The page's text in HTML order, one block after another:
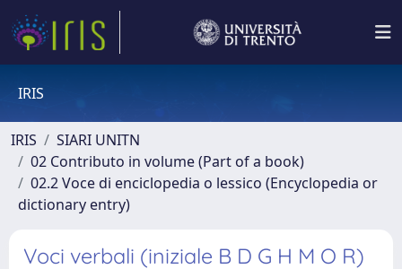
IRIS
IRIS
SIARI UNITN
02 Contributo in volume (Part of a book)
02.2 Voce di enciclopedia o lessico (Encyclopedia or
dictionary entry)
Voci verbali (iniziale B D G H M O R)